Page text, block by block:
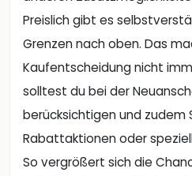
Preislich gibt es
Grenzen nach oben. Das
Kaufentscheidung nicht
solltest du bei der
berücksichtigen und zudem
Rabattaktionen oder
So vergrößert sich die